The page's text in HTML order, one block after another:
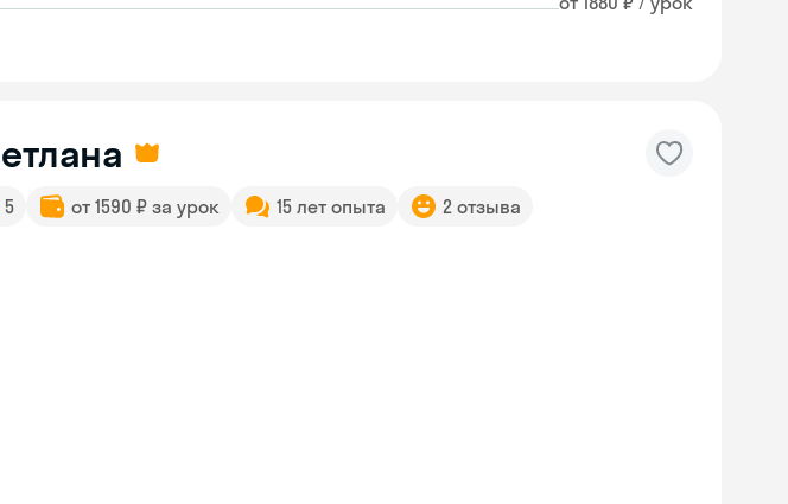
5 от 1590 ₽ за урок 15 лет опыта 2 отзыва